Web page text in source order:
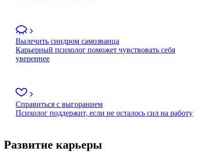
Вылечить синдром самозванца
Карьерный психолог поможет чувствовать себя
увереннее
Справиться с выгоранием
Психолог поддержит, если не осталось сил на работу
Развитие карьеры